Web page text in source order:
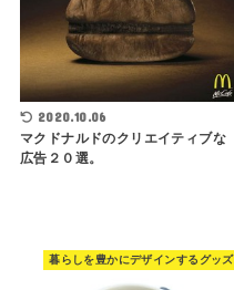
2020.10.06
マクドナルドのクリエイティブな
広告２０選。
暮らしを豊かにデザインするグッズ